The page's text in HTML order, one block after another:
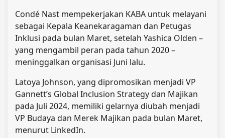
Condé Nast mempekerjakan KABA untuk melayani
sebagai Kepala Keanekaragaman dan Petugas
Inklusi pada bulan Maret, setelah Yashica Olden –
yang mengambil peran pada tahun 2020 –
meninggalkan organisasi Juni lalu.
Latoya Johnson, yang dipromosikan menjadi VP
Gannett’s Global Inclusion Strategy dan Majikan
pada Juli 2024, memiliki gelarnya diubah menjadi
VP Budaya dan Merek Majikan pada bulan Maret,
menurut LinkedIn.